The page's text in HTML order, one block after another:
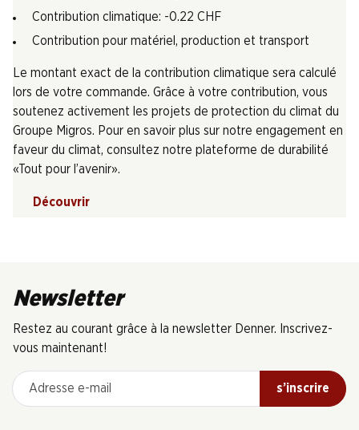
Contribution climatique: -0.22 CHF
Contribution pour matériel, production et transport
Le montant exact de la contribution climatique sera calculé
lors de votre commande. Grâce à votre contribution, vous
soutenez activement les projets de protection du climat du
Groupe Migros. Pour en savoir plus sur notre engagement en
faveur du climat, consultez notre plateforme de durabilité
«Tout pour l’avenir».
Découvrir
Newsletter
Restez au courant grâce à la newsletter Denner. Inscrivez-
vous maintenant!
Adresse e-mail
s’inscrire